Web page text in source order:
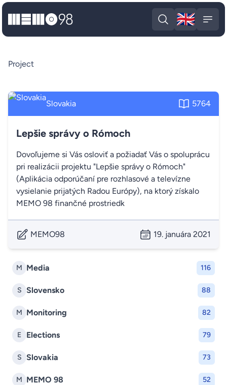
MEMO98
Open search
🇬🇧
M Media 116
S Slovensko 88
M Monitoring 82
E Elections 79
S Slovakia 73
M MEMO 98 52
Project
Slovakia 5764
Lepšie správy o Rómoch
Dovoľujeme si Vás osloviť a požiadať Vás o spoluprácu
pri realizácii projektu "Lepšie správy o Rómoch"
(Aplikácia odporúčaní pre rozhlasové a televízne
vysielanie prijatých Radou Európy), na ktorý získalo
MEMO 98 finančné prostriedk
MEMO98 19. januára 2021